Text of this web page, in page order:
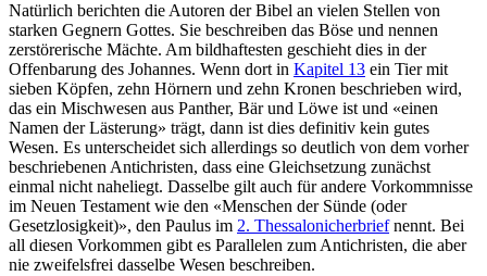
Natürlich berichten die Autoren der Bibel an vielen Stellen von
starken Gegnern Gottes. Sie beschreiben das Böse und nennen
zerstörerische Mächte. Am bildhaftesten geschieht dies in der
Offenbarung des Johannes. Wenn dort in Kapitel 13 ein Tier mit
sieben Köpfen, zehn Hörnern und zehn Kronen beschrieben wird,
das ein Mischwesen aus Panther, Bär und Löwe ist und «einen
Namen der Lästerung» trägt, dann ist dies definitiv kein gutes
Wesen. Es unterscheidet sich allerdings so deutlich von dem vorher
beschriebenen Antichristen, dass eine Gleichsetzung zunächst
einmal nicht naheliegt. Dasselbe gilt auch für andere Vorkommnisse
im Neuen Testament wie den «Menschen der Sünde (oder
Gesetzlosigkeit)», den Paulus im 2. Thessalonicherbriefnennt. Bei
all diesen Vorkommen gibt es Parallelen zum Antichristen, die aber
nie zweifelsfrei dasselbe Wesen beschreiben.